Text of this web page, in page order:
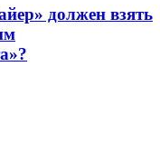
должен взять